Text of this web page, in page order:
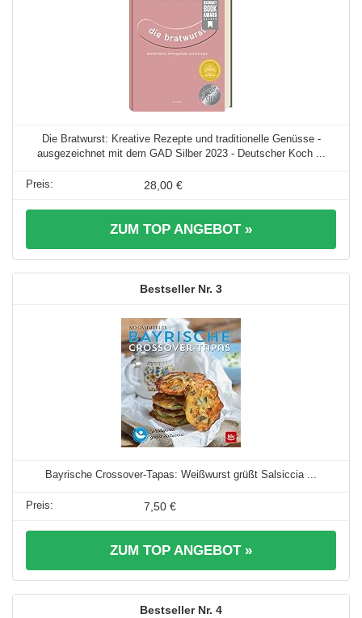
Die Bratwurst: Kreative Rezepte und traditionelle Genüsse -
ausgezeichnet mit dem GAD Silber 2023 - Deutscher Koch ...
28,00 €
ZUM TOP ANGEBOT »
3
Bayrische Crossover-Tapas: Weißwurst grüßt Salsiccia ...
7,50 €
ZUM TOP ANGEBOT »
4